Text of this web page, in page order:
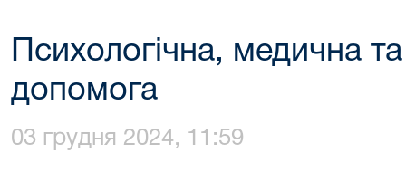
Психологічна, медична
допомога
03 грудня 2024, 11:59